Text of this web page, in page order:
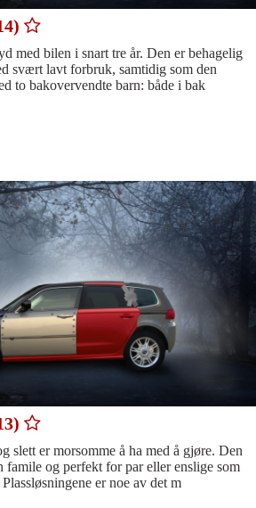
med bilen i snart tre år. Den er behagelig
svært lavt forbruk, samtidig som den
to bakovervendte barn: både i bak
slett er morsomme å ha med å gjøre. Den
famile og perfekt for par eller enslige som
er noe av det m